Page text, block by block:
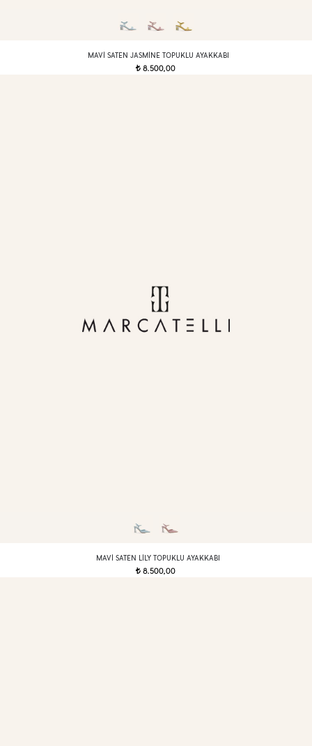
MAVI SATEN JASMINE TOPUKLU AYAKKABI
t8.500,00
MAVI SATEN LILY TOPUKLU AYAKKABI
t8.500,00